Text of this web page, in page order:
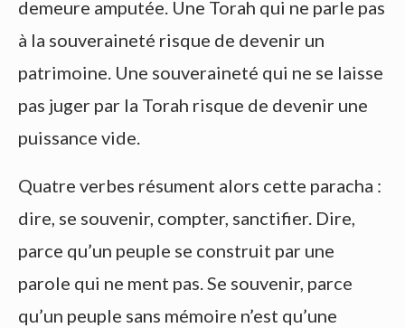
demeure amputée. Une Torah qui ne parle pas
à la souveraineté risque de devenir un
patrimoine. Une souveraineté qui ne se laisse
pas juger par la Torah risque de devenir une
puissance vide.
Quatre verbes résument alors cette paracha :
dire, se souvenir, compter, sanctifier. Dire,
parce qu’un peuple se construit par une
parole qui ne ment pas. Se souvenir, parce
qu’un peuple sans mémoire n’est qu’une